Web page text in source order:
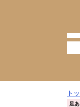
ト
足